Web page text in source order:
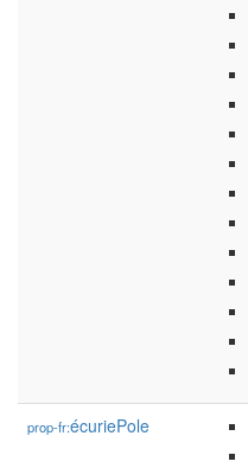
prop-fr:écuriePole